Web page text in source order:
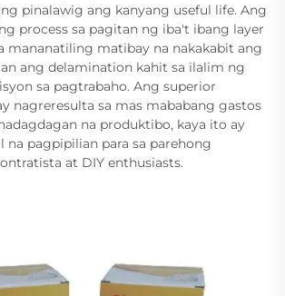
pinalawig ang kanyang useful life. Ang
process sa pagitan ng iba't ibang layer
mananatiling matibay na nakakabit ang
ang delamination kahit sa ilalim ng
sa pagtrabaho. Ang superior
nagreresulta sa mas mababang gastos
na produktibo, kaya ito ay
na pagpipilian para sa parehong
at DIY enthusiasts.